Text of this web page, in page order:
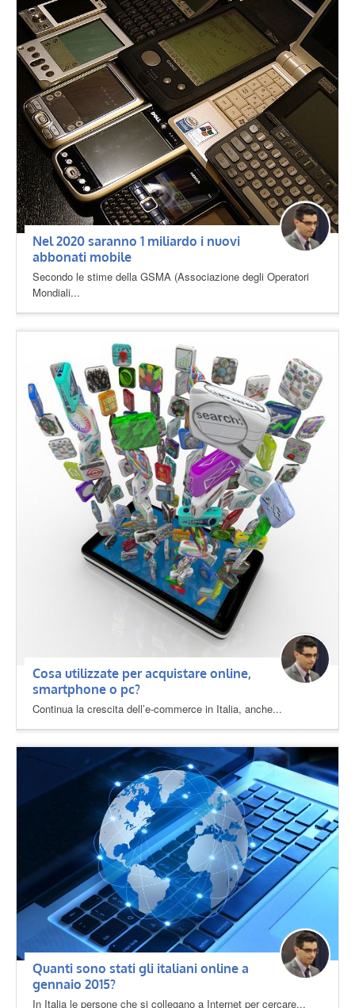
Nel 2020 saranno 1 miliardo i nuovi
abbonati mobile
Secondo le stime della GSMA (Associazione degli Operatori
Mondiali...
Cosa utilizzate per acquistare online,
smartphone o pc?
Continua la crescita dell’e-commerce in Italia, anche...
Quanti sono stati gli italiani online a
gennaio 2015?
In Italia le persone che si collegano a Internet per cercare...